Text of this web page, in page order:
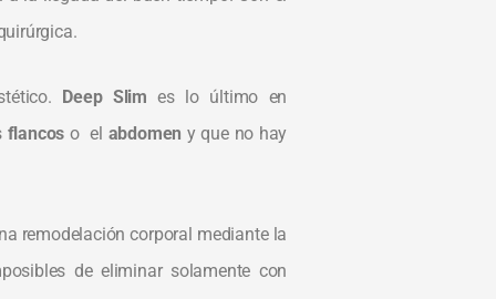
Deep Slimes lo último en
flancos o el abdomen y que no hay
remodelación corporal mediante la
de eliminar solamente con